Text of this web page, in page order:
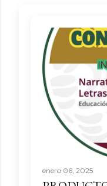
enero 06, 2025